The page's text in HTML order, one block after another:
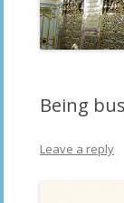
Being
Leave a reply